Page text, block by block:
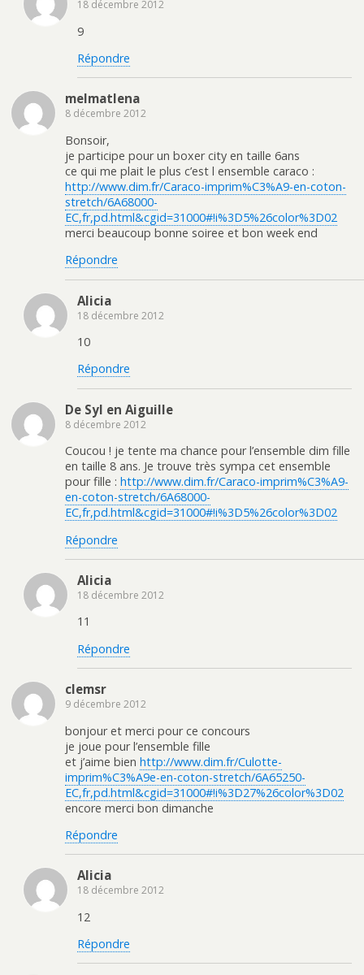
18 décembre 2012
9
Répondre
melmatlena
8 décembre 2012
Bonsoir,
je participe pour un boxer city en taille 6ans
ce qui me plait le plus c’est l ensemble caraco :
http://www.dim.fr/Caraco-imprim%C3%A9-en-coton-
stretch/6A68000-
EC,fr,pd.html&cgid=31000#!i%3D5%26color%3D02
merci beaucoup bonne soiree et bon week end
Répondre
Alicia
18 décembre 2012
10
Répondre
De Syl en Aiguille
8 décembre 2012
Coucou ! je tente ma chance pour l’ensemble dim fille
en taille 8 ans. Je trouve très sympa cet ensemble
pour fille : http://www.dim.fr/Caraco-imprim%C3%A9-
en-coton-stretch/6A68000-
EC,fr,pd.html&cgid=31000#!i%3D5%26color%3D02
Répondre
Alicia
18 décembre 2012
11
Répondre
clemsr
9 décembre 2012
bonjour et merci pour ce concours
je joue pour l’ensemble fille
et j’aime bien http://www.dim.fr/Culotte-
imprim%C3%A9e-en-coton-stretch/6A65250-
EC,fr,pd.html&cgid=31000#!i%3D27%26color%3D02
encore merci bon dimanche
Répondre
Alicia
18 décembre 2012
12
Répondre